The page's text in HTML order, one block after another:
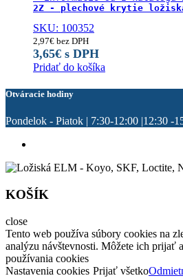
2Z - plechové krytie
SKU: 100352
2,97€ bez DPH
3,65€ s DPH
Pridať do košíka
Otváracie hodiny
Pondelok - Piatok | 7:30-12:00 |12:30 -
KOŠÍK
close
Tento web používa súbory cookies na
analýzu návštevnosti. Môžete ich prijať
používania cookies
Nastavenia cookies Prijať všetko